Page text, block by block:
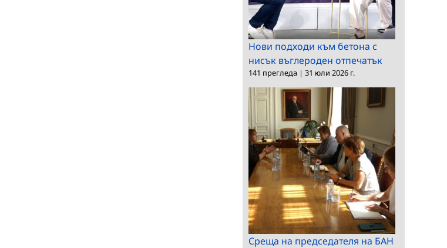
Нови подходи към бетона с
нисък въглероден отпечатък
141 прегледа | 31 юли 2026 г.
Среща на председателя на БАН